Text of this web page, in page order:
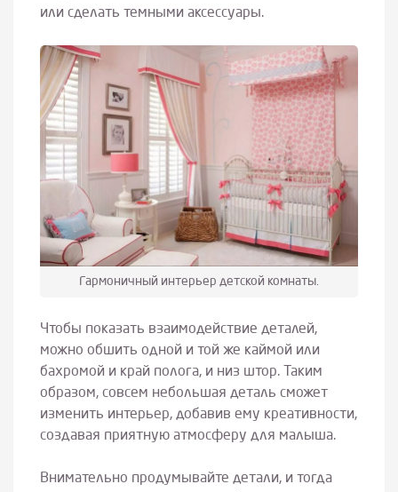
или сделать темными аксессуары.
Гармоничный интерьер детской комнаты.
Чтобы показать взаимодействие деталей,
можно обшить одной и той же каймой или
бахромой и край полога, и низ штор. Таким
образом, совсем небольшая деталь сможет
изменить интерьер, добавив ему креативности,
создавая приятную атмосферу для малыша.
Внимательно продумывайте детали, и тогда